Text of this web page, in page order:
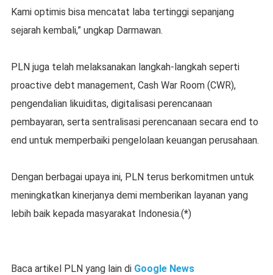
Kami optimis bisa mencatat laba tertinggi sepanjang
sejarah kembali,” ungkap Darmawan.
PLN juga telah melaksanakan langkah-langkah seperti
proactive debt management, Cash War Room (CWR),
pengendalian likuiditas, digitalisasi perencanaan
pembayaran, serta sentralisasi perencanaan secara end to
end untuk memperbaiki pengelolaan keuangan perusahaan.
Dengan berbagai upaya ini, PLN terus berkomitmen untuk
meningkatkan kinerjanya demi memberikan layanan yang
lebih baik kepada masyarakat Indonesia.(*)
Baca artikel PLN yang lain di Google News